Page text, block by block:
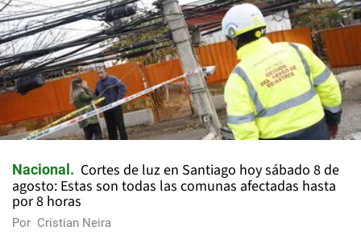
Nacional
Cortes de luz en Santiago hoy sábado 8 de
agosto: Estas son todas las comunas afectadas hasta
por 8 horas
Por Cristian Neira